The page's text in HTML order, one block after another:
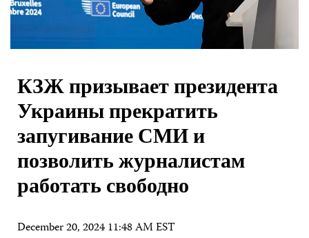
КЗЖ призывает президента
Украины прекратить
запугивание СМИ и
позволить журналистам
работать свободно
December 20, 2024 11:48 AM EST